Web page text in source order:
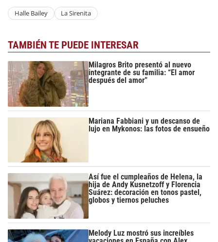
Halle Bailey La Sirenita
TAMBIÉN TE PUEDE INTERESAR
Milagros Brito presentó al nuevo
integrante de su familia: “El amor
después del amor”
Mariana Fabbiani y un descanso de
lujo en Mykonos: las fotos de ensueño
Así fue el cumpleaños de Helena, la
hija de Andy Kusnetzoff y Florencia
Suárez: decoración en tonos pastel,
globos y tiernos peluches
Melody Luz mostró sus increíbles